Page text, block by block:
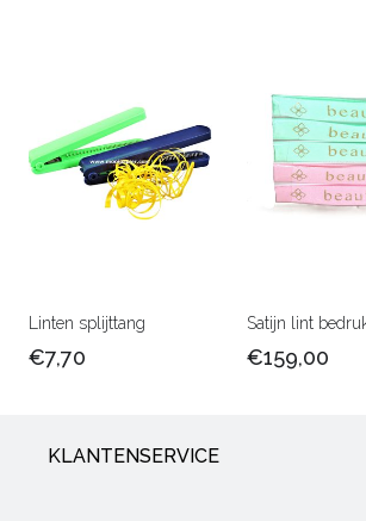
Linten splijttang
€7,70
Satijn lint
€159,00
KLANTENSERVICE